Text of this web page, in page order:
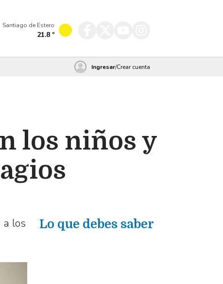
Santiago de Estero
21.8 º
Ingresar/Crear cuenta
los niños y
los
Lo que debes saber